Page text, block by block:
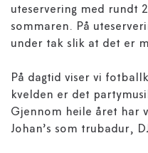
uteservering med rundt
sommaren. På
under tak slik at det er
På dagtid viser vi
kvelden er det
Gjennom heile året har
Johan’s som trubadur,